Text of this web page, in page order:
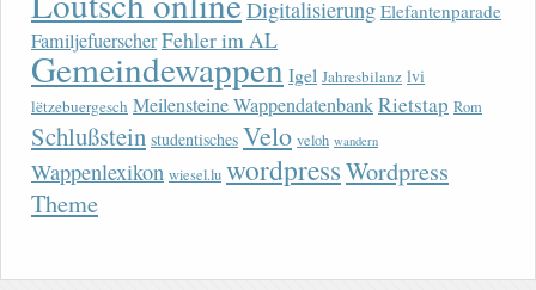
Digitalisierung Elefantenparade
FamiljefuerscherFehler im AL
Gemeindewappen Igel Jahresbilanz lvi
lëtzebuergesch Meilensteine WappendatenbankRietstap Rom
Schlußstein studentisches Velo veloh wandern
Wappenlexikon wiesel.lu wordpressWordpress
Theme